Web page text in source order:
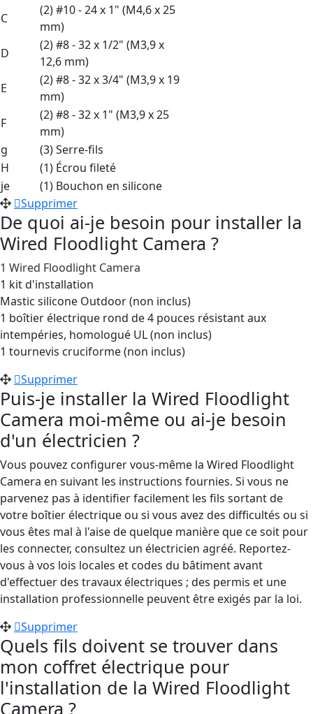
C
(2) #10 - 24 x 1" (M4,6 x 25
mm)
D
(2) #8 - 32 x 1/2" (M3,9 x
12,6 mm)
E
(2) #8 - 32 x 3/4" (M3,9 x 19
mm)
F
(2) #8 - 32 x 1" (M3,9 x 25
mm)
g
(3) Serre-fils
H
(1) Écrou fileté
je
(1) Bouchon en silicone
Supprimer
De quoi ai-je besoin pour installer la
Wired Floodlight Camera ?
1 Wired Floodlight Camera
1 kit d'installation
Mastic silicone Outdoor (non inclus)
1 boîtier électrique rond de 4 pouces résistant aux
intempéries, homologué UL (non inclus)
1 tournevis cruciforme (non inclus)
Supprimer
Puis-je installer la Wired Floodlight
Camera moi-même ou ai-je besoin
d'un électricien ?
Vous pouvez configurer vous-même la Wired Floodlight
Camera en suivant les instructions fournies. Si vous ne
parvenez pas à identifier facilement les fils sortant de
votre boîtier électrique ou si vous avez des difficultés ou si
vous êtes mal à l'aise de quelque manière que ce soit pour
les connecter, consultez un électricien agréé. Reportez-
vous à vos lois locales et codes du bâtiment avant
d'effectuer des travaux électriques ; des permis et une
installation professionnelle peuvent être exigés par la loi.
Supprimer
Quels fils doivent se trouver dans
mon coffret électrique pour
l'installation de la Wired Floodlight
Camera ?